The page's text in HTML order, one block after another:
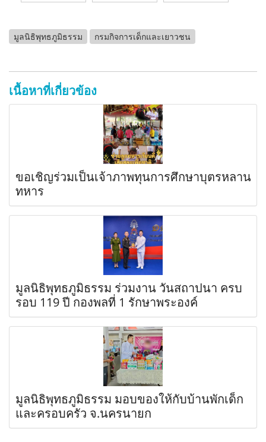
มูลนิธิพุทธภูมิธรรม กรมกิจการเด็กและเยาวชน
เนื้อหาที่เกี่ยวข้อง
ขอเชิญร่วมเป็นเจ้าภาพทุนการศึกษาบุตรหลาน
ทหาร
มูลนิธิพุทธภูมิธรรม ร่วมงาน วันสถาปนา ครบ
รอบ 119 ปี กองพลที่ 1 รักษาพระองค์
มูลนิธิพุทธภูมิธรรม มอบของให้กับบ้านพักเด็ก
และครอบครัว จ.นครนายก